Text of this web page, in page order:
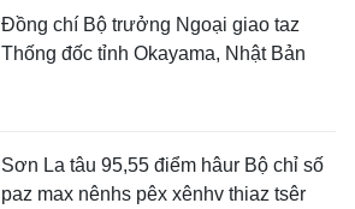
Đồng chí Bộ trưởng Ngoại giao taz
Thống đốc tỉnh Okayama, Nhật Bản
Sơn La tâu 95,55 điểm hâur Bộ chỉ số
paz max nênhs pêx xênhv thiaz tsêr